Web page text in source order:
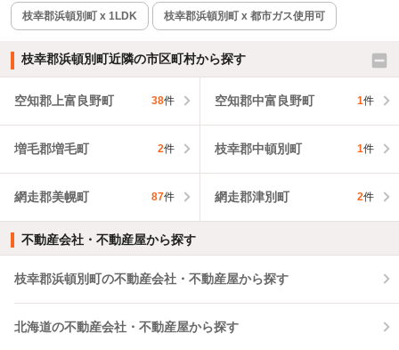
枝幸郡浜頓別町 x 1LDK 枝幸郡浜頓別町 x 都市ガス使用可
枝幸郡浜頓別町近隣の市区町村から探す
空知郡上富良野町 38件 空知郡中富良野町 1件
増毛郡増毛町 2件 枝幸郡中頓別町 1件
網走郡美幌町 87件 網走郡津別町 2件
不動産会社・不動産屋から探す
枝幸郡浜頓別町の不動産会社・不動産屋から探す
北海道の不動産会社・不動産屋から探す